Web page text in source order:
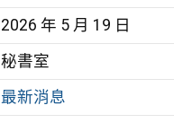
2026 年 5 月 19 日
秘書室
最新消息